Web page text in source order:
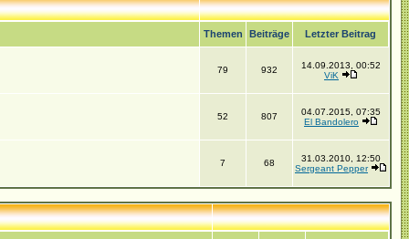
Themen Beiträge Letzter Beitrag
79 932
14.09.2013, 00:52
ViK
52 807
04.07.2015, 07:35
El Bandolero
7 68
31.03.2010, 12:50
Sergeant Pepper